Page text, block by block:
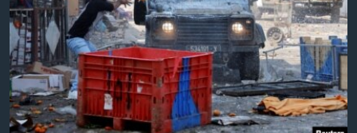
ИНТЕРВЈУА
Јазици